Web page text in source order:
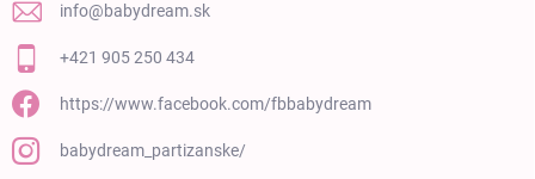
info@babydream.sk
+421 905 250 434
https://www.facebook.com/fbbabydream
babydream_partizanske/